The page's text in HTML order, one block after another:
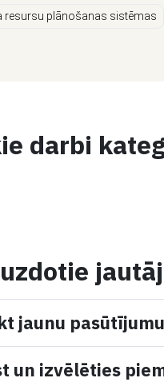
resursu plānošanas sistēmas
darbi
jaunu
un izvēlēties